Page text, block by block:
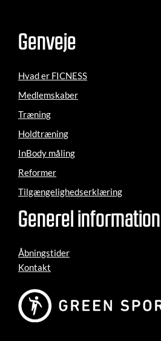
Genveje
Hvad er FICNESS
Medlemskaber
Træning
Holdtræning
InBody måling
Reformer
Tilgængelighedserklæring
Generel information
Åbningstider
Kontakt